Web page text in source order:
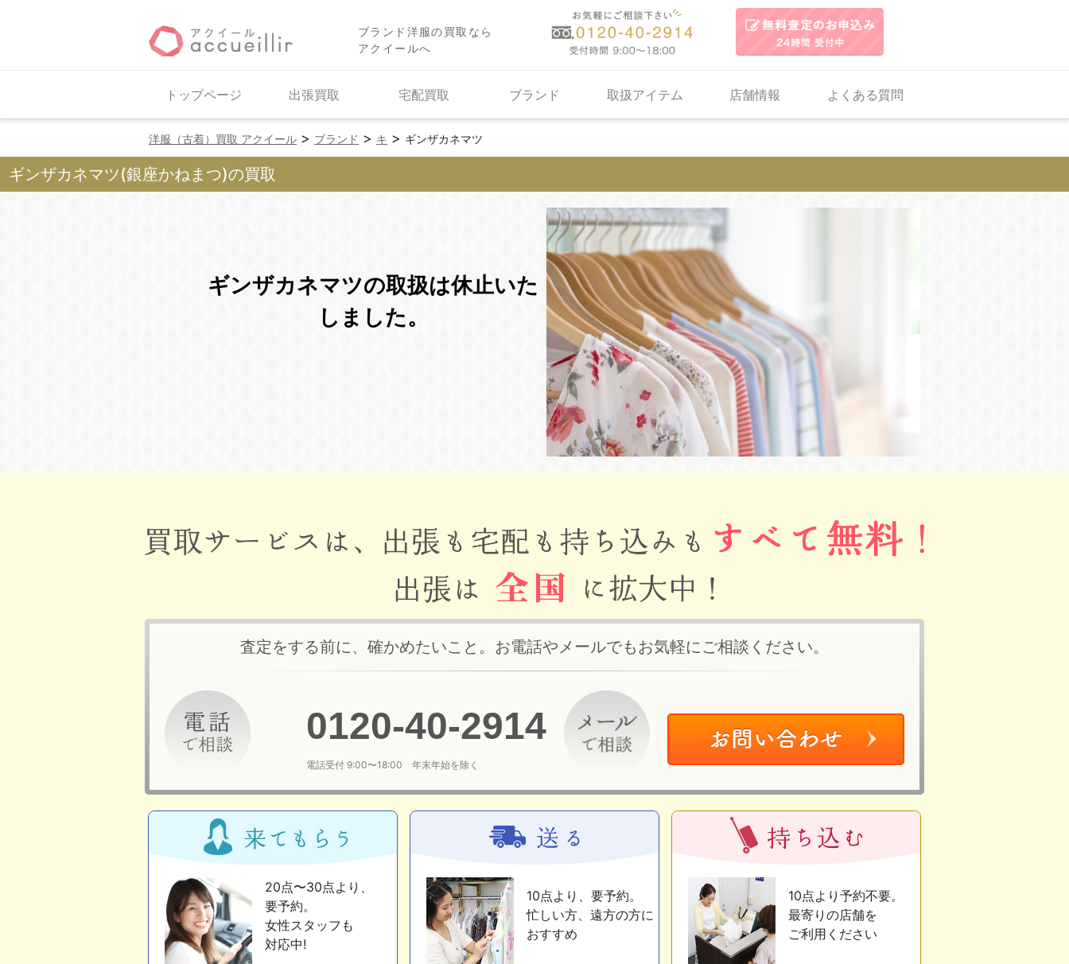
ブランド洋服の買取なら
アクイールへ
トップページ 出張買取 宅配買取 ブランド 取扱アイテム 店舗情報 よくある質問
洋服（古着）買取 アクイール > ブランド > キ > ギンザカネマツ
ギンザカネマツ(銀座かねまつ)の買取
ギンザカネマツの取扱は休止いた
しました。
査定をする前に、確かめたいこと。お電話やメールでもお気軽にご相談ください。
0120-40-2914
電話受付 9:00〜18:00 年末年始を除く
20点〜30点より、
要予約。
女性スタッフも
対応中!
10点より、要予約。
忙しい方、遠方の方に
おすすめ
10点より予約不要。
最寄りの店舗を
ご利用ください